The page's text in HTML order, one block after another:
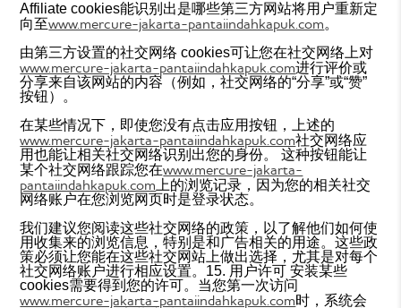
Affiliate cookies能识别出是哪些第三方网站将用户重新定
向至www.mercure-jakarta-pantaiindahkapuk.com。
由第三方设置的社交网络 cookies可让您在社交网络上对
www.mercure-jakarta-pantaiindahkapuk.com进行评价或
分享来自该网站的内容（例如，社交网络的“分享”或“赞”
按钮）。
在某些情况下，即使您没有点击应用按钮，上述的
www.mercure-jakarta-pantaiindahkapuk.com社交网络应
用也能让相关社交网络识别出您的身份。 这种按钮能让
某个社交网络跟踪您在www.mercure-jakarta-
pantaiindahkapuk.com 上的浏览记录，因为您的相关社交
网络账户在您浏览网页时是登录状态。
我们建议您阅读这些社交网络的政策，以了解他们如何使
用收集来的浏览信息，特别是和广告相关的用途。这些政
策必须让您能在这些社交网站上做出选择，尤其是对每个
社交网络账户进行相应设置。15. 用户许可 安装某些
cookies需要得到您的许可。当您第一次访问
www.mercure-jakarta-pantaiindahkapuk.com时，系统会